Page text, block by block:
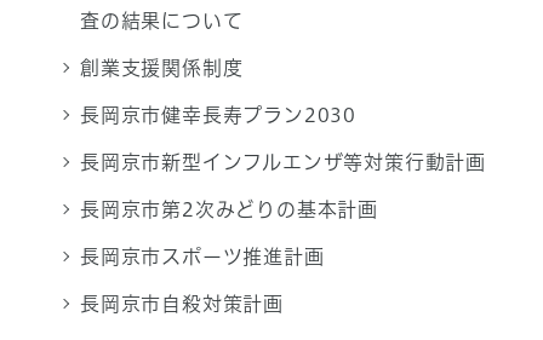
査の結果について
創業支援関係制度
長岡京市健幸長寿プラン2030
長岡京市新型インフルエンザ等対策行動計画
長岡京市第2次みどりの基本計画
長岡京市スポーツ推進計画
長岡京市自殺対策計画